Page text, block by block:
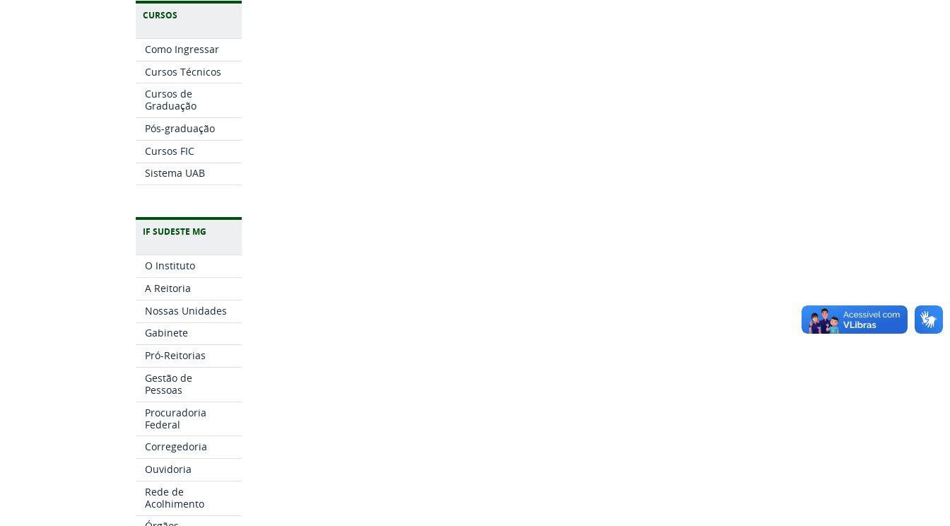
CURSOS
Como Ingressar
Cursos Técnicos
Cursos de
Graduação
Pós-graduação
Cursos FIC
Sistema UAB
IF SUDESTE MG
O Instituto
A Reitoria
Nossas Unidades
Gabinete
Pró-Reitorias
Gestão de
Pessoas
Procuradoria
Federal
Corregedoria
Ouvidoria
Rede de
Acolhimento